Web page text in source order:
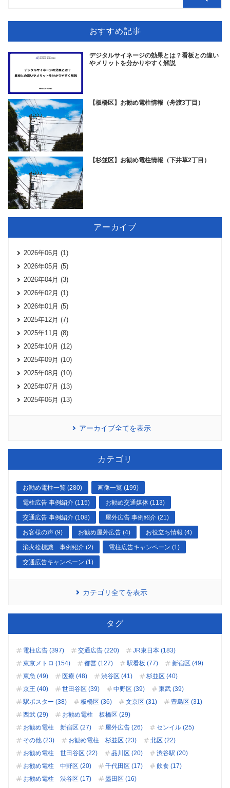
おすすめ記事
デジタルサイネージの効果とは？看板との違い
やメリットを分かりやすく解説
【板橋区】お勧め電柱情報（舟渡3丁目）
【杉並区】お勧め電柱情報（下井草2丁目）
アーカイブ
2026年06月 (1)
2026年05月 (5)
2026年04月 (3)
2026年02月 (1)
2026年01月 (5)
2025年12月 (7)
2025年11月 (8)
2025年10月 (12)
2025年09月 (10)
2025年08月 (10)
2025年07月 (13)
2025年06月 (13)
アーカイブ全てを表示
カテゴリ
お勧め電柱一覧 (280) 画像一覧 (199)
電柱広告 事例紹介 (115) お勧め交通媒体 (113)
交通広告 事例紹介 (108) 屋外広告 事例紹介 (21)
お客様の声 (9) お勧め屋外広告 (4) お役立ち情報 (4)
消火栓標識 事例紹介 (2) 電柱広告キャンペーン (1)
交通広告キャンペーン (1)
カテゴリ全てを表示
タグ
電柱広告 (397) 交通広告 (220)
JR東日本 (183)
東京メトロ (154)
都営 (127) 駅看板 (77)
新宿区 (49)
東急 (49)
医療 (48) 渋谷区 (41)
杉並区 (40)
京王 (40)
世田谷区 (39) 中野区 (39)
東武 (39)
駅ポスター (38)
板橋区 (36) 文京区 (31)
豊島区 (31)
西武 (29)
お勧め電柱 板橋区 (29)
お勧め電柱 新宿区 (27)
屋外広告 (26)
センイル (25)
その他 (23)
お勧め電柱 杉並区 (23)
北区 (22)
お勧め電柱 世田谷区 (22)
品川区 (20)
渋谷駅 (20)
お勧め電柱 中野区 (20)
千代田区 (17)
飲食 (17)
お勧め電柱 渋谷区 (17)
墨田区 (16)